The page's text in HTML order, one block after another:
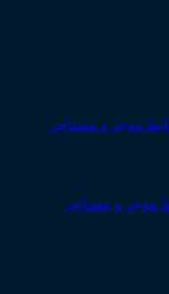
موجر و مستاجر